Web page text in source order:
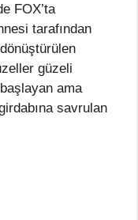
FOX’ta
tarafından
güzeli
ama
savrulan